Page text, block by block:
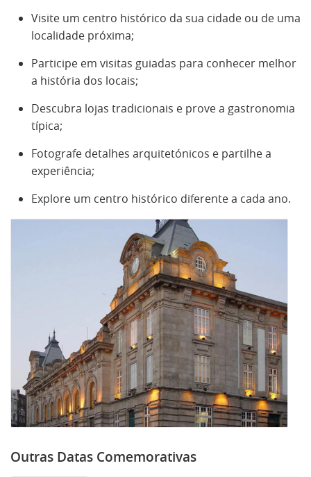
Visite um centro histórico da sua cidade ou de uma
localidade próxima;
Participe em visitas guiadas para conhecer melhor
a história dos locais;
Descubra lojas tradicionais e prove a gastronomia
típica;
Fotografe detalhes arquitetónicos e partilhe a
experiência;
Explore um centro histórico diferente a cada ano.
Outras Datas Comemorativas